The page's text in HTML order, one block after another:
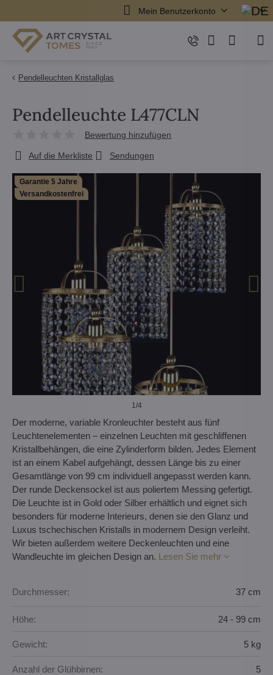
Mein Benutzerkonto
Pendelleuchten Kristallglas
Garantie 5 Jahre
Versandkostenfrei
1/4
Pendelleuchte L477CLN
Bewertung hinzufügen
Auf die Merkliste Sendungen
Der moderne, variable Kronleuchter besteht aus fünf
Leuchtenelementen – einzelnen Leuchten mit geschliffenen
Kristallbehängen, die eine Zylinderform bilden. Jedes Element
ist an einem Kabel aufgehängt, dessen Länge bis zu einer
Gesamtlänge von 99 cm individuell angepasst werden kann.
Der runde Deckensockel ist aus poliertem Messing gefertigt.
Die Leuchte ist in Gold oder Silber erhältlich und eignet sich
besonders für moderne Interieurs, denen sie den Glanz und
Luxus tschechischen Kristalls in modernem Design verleiht.
Wir bieten außerdem weitere Deckenleuchten und eine
Wandleuchte im gleichen Design an. Lesen Sie mehr
Durchmesser: 37 cm
Höhe: 24 - 99 cm
Gewicht: 5 kg
Anzahl der Glühbirnen: 5